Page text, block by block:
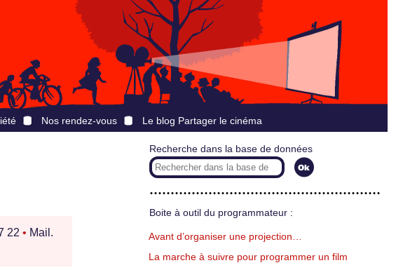
Nos rendez-vous Le blog Partager le cinéma
22 • Mail.
Recherche dans la base de données
Boite à outil du programmateur :
Avant d’organiser une projection…
La marche à suivre pour programmer un film